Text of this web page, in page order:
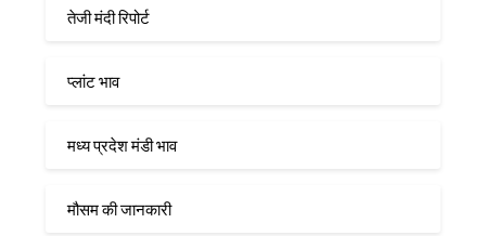
तेजी मंदी रिपोर्ट
प्लांट भाव
मध्य प्रदेश मंडी भाव
मौसम की जानकारी